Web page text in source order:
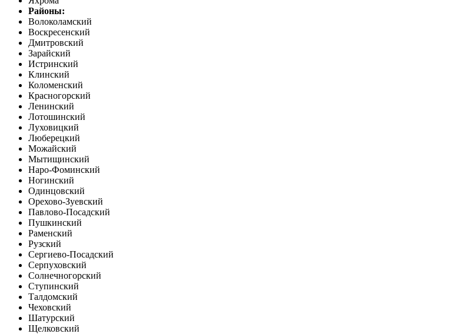
Районы:
Волоколамский
Воскресенский
Дмитровский
Зарайский
Истринский
Клинский
Коломенский
Красногорский
Ленинский
Лотошинский
Луховицкий
Люберецкий
Можайский
Мытищинский
Наро-Фоминский
Ногинский
Одинцовский
Орехово-Зуевский
Павлово-Посадский
Пушкинский
Раменский
Рузский
Сергиево-Посадский
Серпуховский
Солнечногорский
Ступинский
Талдомский
Чеховский
Шатурский
Щелковский